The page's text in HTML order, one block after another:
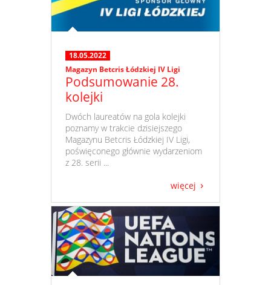
18.05.2022
Magazyn Betcris Łódzkiej IV Ligi
Podsumowanie 28.
kolejki
​ Dwóch laureatów na gola kolejki
poznamy w trakcie dzisiejszego
Magazynu Betcris Łódzkiej IV Ligi,
poświęconego głównie wydarzeniom
z 28. serii ...
więcej